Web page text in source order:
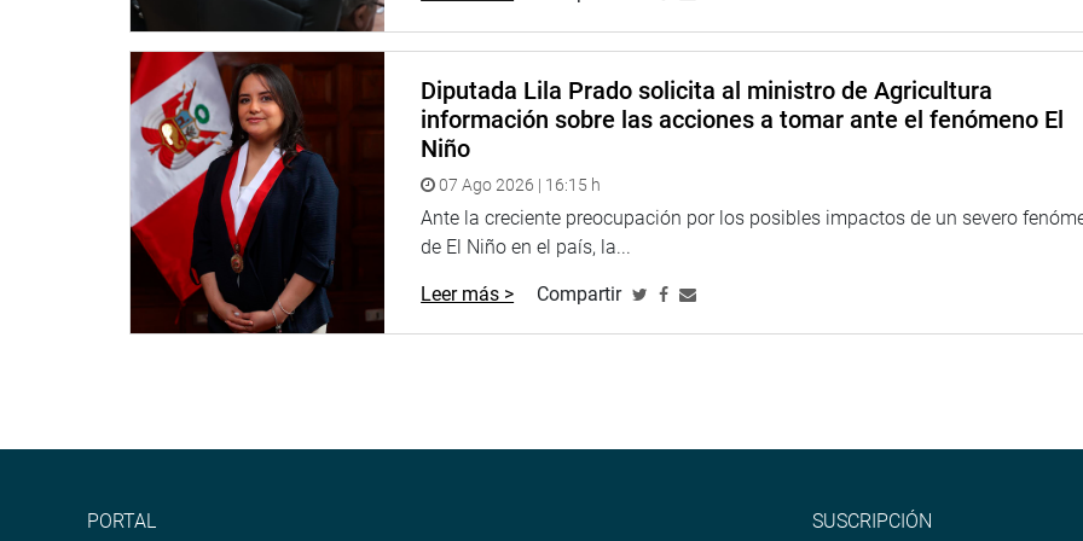
Diputada Lila Prado solicita al ministro de Agricultura
información sobre las acciones a tomar ante el fenómeno El
Niño
07 Ago 2026 | 16:15 h
Ante la creciente preocupación por los posibles impactos de un severo
de El Niño en el país, la...
Leer más > Compartir
PORTAL SUSCRIPCIÓN